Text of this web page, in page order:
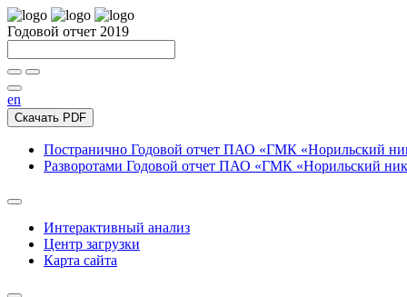
Годовой отчет 2019
en
Скачать PDF
Постранично Годовой отчет ПАО «ГМК «Норильский
Разворотами Годовой отчет ПАО «ГМК «Норильский
Интерактивный анализ
Центр загрузки
Карта сайта